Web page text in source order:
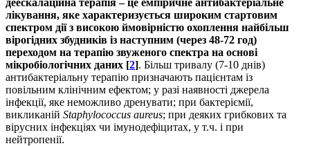
лікування, яке характеризується широким стартовим
спектром дії з високою ймовірністю охоплення найбільш
вірогідних збудників із наступним (через 48-72 год)
переходом на терапію звуженого спектра на основі
мікробіологічних даних [2]. Більш тривалу (7-10 днів)
антибактеріальну терапію призначають пацієнтам із
повільним клінічним ефектом; у разі наявності джерела
інфекції, яке неможливо дренувати; при бактеріємії,
викликаній Staphylococcus aureus; при деяких грибкових та
вірусних інфекціях чи імунодефіцитах, у т.ч. і при
нейтропенії.